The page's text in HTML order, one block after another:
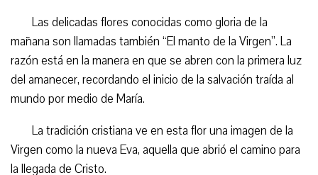
Las delicadas flores conocidas como gloria de la
mañana son llamadas también “El manto de la Virgen”. La
razón está en la manera en que se abren con la primera luz
del amanecer, recordando el inicio de la salvación traída al
mundo por medio de María.
La tradición cristiana ve en esta flor una imagen de la
Virgen como la nueva Eva, aquella que abrió el camino para
la llegada de Cristo.